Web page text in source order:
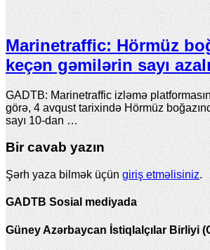
Marinetraffic: Hörmüz
keçən gəmilərin sayı
GADTB: Marinetraffic izləmə
görə, 4 avqust tarixində Hörmüz
sayı 10-dan …
Bir cavab yazın
Şərh yaza bilmək üçün giriş etməlisiniz.
GADTB Sosial mediyada
Güney Azərbaycan İstiqlalçılar Birliyi